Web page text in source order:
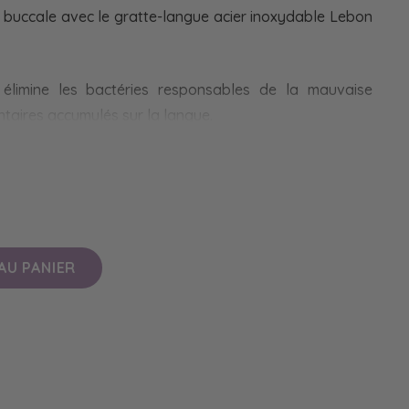
avec le gratte-langue acier inoxydable Lebon
les bactéries responsables de la mauvaise
PANIER